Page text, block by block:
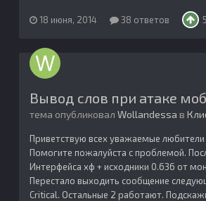
18 июня, 2014 38 ответов 5
Вывод слов при атаке
тема опубликовал Wollandessa в
Приветствую всех уважаемые любители
Помогите пожалуйста с проблемой.
Интерфейса хф + исходники 0.636 от
Перестало выходить сообщение
Critical. Остальные 2 работают.